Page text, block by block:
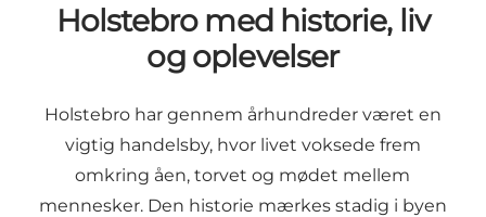
Holstebro med historie, liv
og oplevelser
Holstebro har gennem århundreder været en
vigtig handelsby, hvor livet voksede frem
omkring åen, torvet og mødet mellem
mennesker. Den historie mærkes stadig i byen